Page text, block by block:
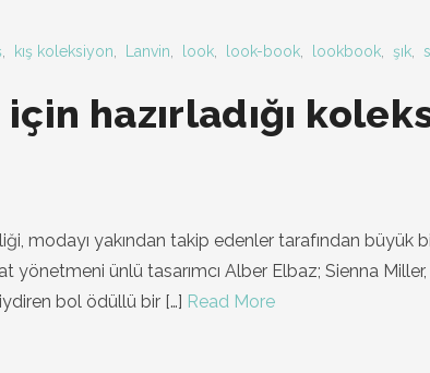
kış koleksiyon Lanvin look look-book lookbook şık
için hazırladığı
modayı yakından takip edenler tarafından büyük
yönetmeni ünlü tasarımcı Alber Elbaz; Sienna
bol ödüllü bir […] Read More